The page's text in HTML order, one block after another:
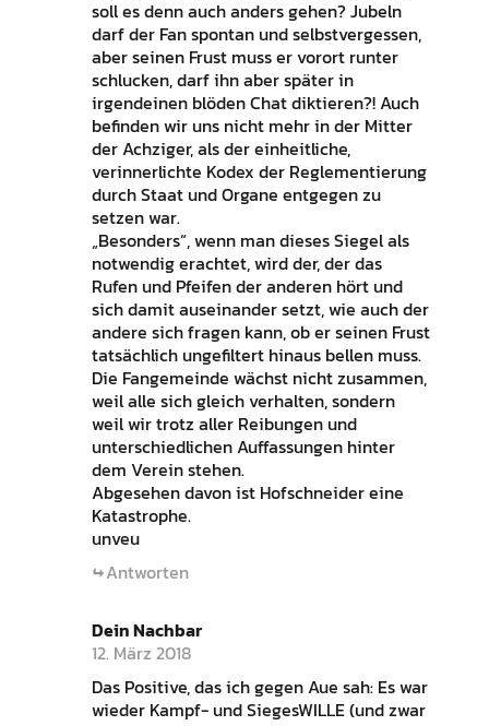
soll es denn auch anders gehen? Jubeln
darf der Fan spontan und selbstvergessen,
aber seinen Frust muss er vorort runter
schlucken, darf ihn aber später in
irgendeinen blöden Chat diktieren?! Auch
befinden wir uns nicht mehr in der Mitter
der Achziger, als der einheitliche,
verinnerlichte Kodex der Reglementierung
durch Staat und Organe entgegen zu
setzen war.
„Besonders“, wenn man dieses Siegel als
notwendig erachtet, wird der, der das
Rufen und Pfeifen der anderen hört und
sich damit auseinander setzt, wie auch der
andere sich fragen kann, ob er seinen Frust
tatsächlich ungefiltert hinaus bellen muss.
Die Fangemeinde wächst nicht zusammen,
weil alle sich gleich verhalten, sondern
weil wir trotz aller Reibungen und
unterschiedlichen Auffassungen hinter
dem Verein stehen.
Abgesehen davon ist Hofschneider eine
Katastrophe.
unveu
Antworten
Dein Nachbar
12. März 2018
Das Positive, das ich gegen Aue sah: Es war
wieder Kampf- und SiegesWILLE (und zwar